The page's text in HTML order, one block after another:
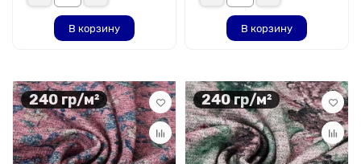
В корзину В корзину
240 гр/м² 240 гр/м²